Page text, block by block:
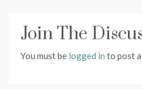
Join The
You must be logged in to post